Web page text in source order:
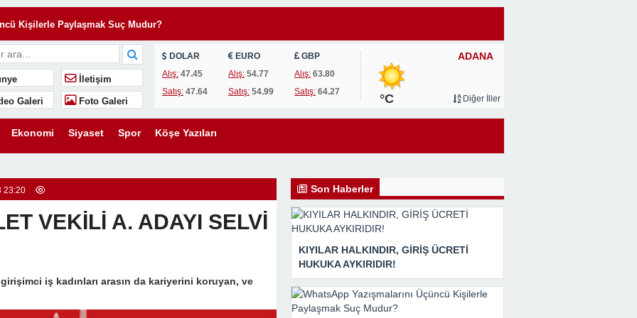
Kişilerle Paylaşmak Suç Mudur?
ARSA SATMAYA ÇALIŞTIRLAR
uğrayan esnaf hayatını kaybetti
Ferhat Aydoğan’dan Basın Açıklaması
trafik aracındaki bir personel yaralandı
HUKUKA AYKIRIDIR!
İletişim
Galeri Foto Galeri
DOLAR
Alış: 47.45
Satış: 47.64
EURO
Alış:54.77
Satış:54.99
GBP
Alış:63.80
Satış:64.27
ADANA
°C Diğer İller
Ekonomi Siyaset Spor Köşe Yazıları
23:20
VEKİLİ A. ADAYI SELVİ
girişimci iş kadınları arasın da kariyerini koruyan, ve
Son Haberler
KIYILAR HALKINDIR, GİRİŞ ÜCRETİ
HUKUKA AYKIRIDIR!